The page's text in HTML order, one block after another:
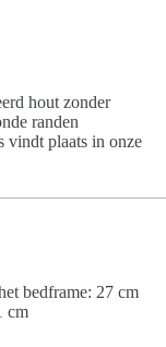
hout zonder
randen
vindt plaats in onze
bedframe: 27 cm
cm